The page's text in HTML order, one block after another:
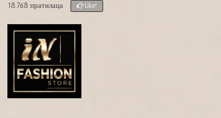
18.768 пратилаца Like!